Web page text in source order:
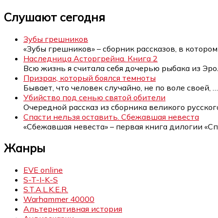
Слушают сегодня
Зубы грешников
«Зубы грешников» – сборник рассказов, в котором
Наследница Асторгрейна. Книга 2
Всю жизнь я считала себя дочерью рыбака из
Призрак, который боялся темноты
Бывает, что человек случайно, не по воле своей,
Убийство под сенью святой обители
Очередной рассказ из сборника великого
Спасти нельзя оставить. Сбежавшая невеста
«Сбежавшая невеста» – первая книга дилогии
Жанры
EVE online
S-T-I-K-S
S.T.A.L.K.E.R.
Warhammer 40000
Альтернативная история